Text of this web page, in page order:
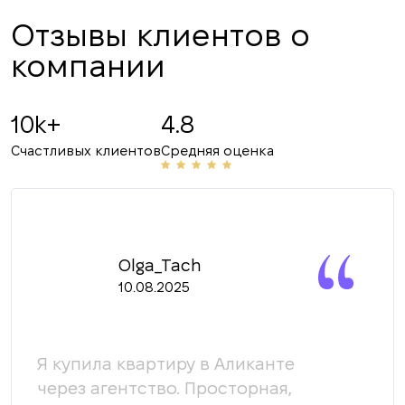
Отзывы клиентов о
компании
10k+
Счастливых клиентов
4.8
Средняя оценка
Olga_Tach
10.08.2025
Я купила квартиру в Аликанте
через агентство. Просторная,